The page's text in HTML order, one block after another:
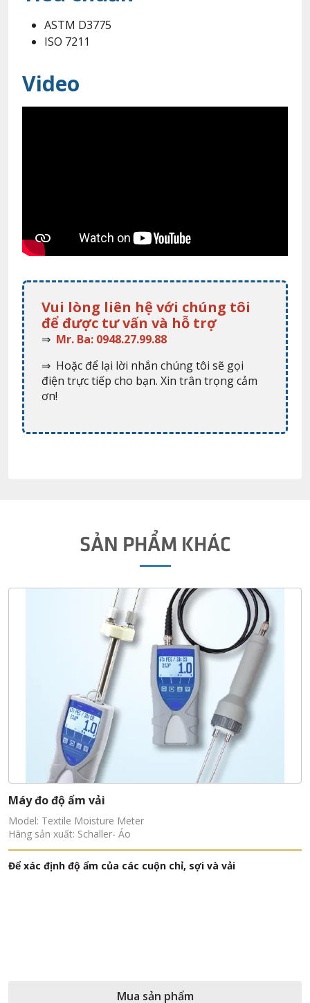
ASTM D3775
ISO 7211
Video
Vui lòng liên hệ với chúng tôi
để được tư vấn và hỗ trợ
⇒ Mr. Ba: 0948.27.99.88
⇒ Hoặc để lại lời nhắn chúng tôi sẽ gọi
điện trực tiếp cho bạn. Xin trân trọng cảm
ơn!
SẢN PHẨM KHÁC
Máy đo độ ẩm vải
Model: Textile Moisture Meter
Hãng sản xuất: Schaller- Áo
Để xác định độ ẩm của các cuộn chỉ, sợi và vải
Mua sản phẩm